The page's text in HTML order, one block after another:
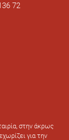
72
στην άκρως
για την